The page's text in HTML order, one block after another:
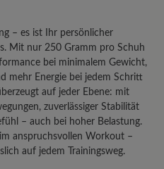
zu
Ihr BÄR
Sternen
– es ist Ihr persönlicher
Mit nur 250 Gramm pro Schuh
bei minimalem Gewicht,
mehr Energie bei jedem Schritt
auf jeder Ebene: mit
zuverlässiger Stabilität
– auch bei hoher Belastung.
anspruchsvollen Workout –
auf jedem Trainingsweg.